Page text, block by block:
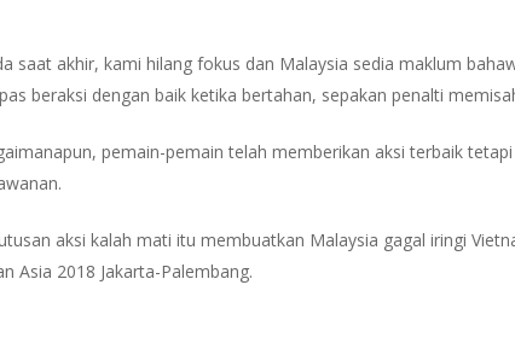
saat akhir, kami hilang fokus dan Malaysia sedia maklum
beraksi dengan baik ketika bertahan, sepakan penalti
pemain-pemain telah memberikan aksi terbaik
aksi kalah mati itu membuatkan Malaysia gagal iringi
Asia 2018 Jakarta-Palembang.